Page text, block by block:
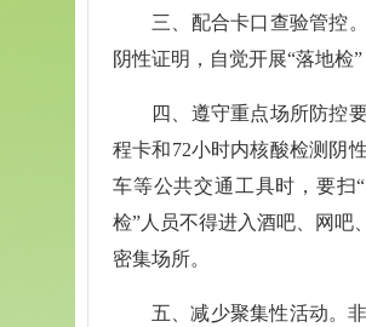
三、配合卡口查验管控
阴性证明，自觉开展“落地检
四、遵守重点场所防控
程卡和72小时内核酸检测阴
车等公共交通工具时，要扫
检”人员不得进入酒吧、网吧
密集场所。
五、减少聚集性活动。